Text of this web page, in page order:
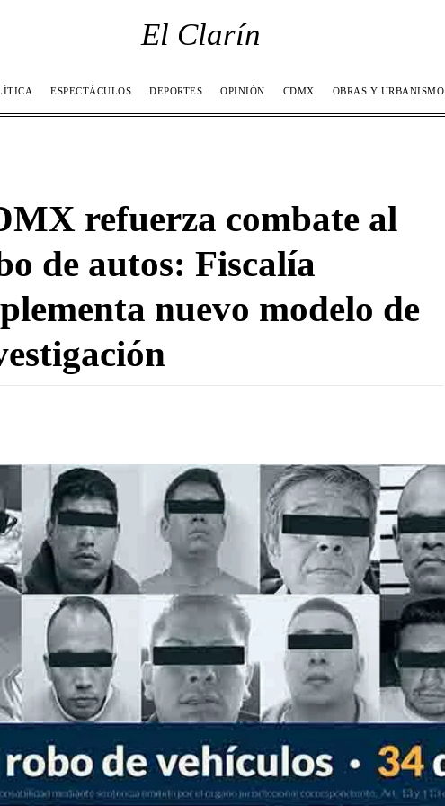
El Clarín
ESPECTÁCULOS DEPORTES OPINIÓN CDMX OBRAS Y URBANISMO
refuerza combate al
de autos: Fiscalía
nuevo modelo de